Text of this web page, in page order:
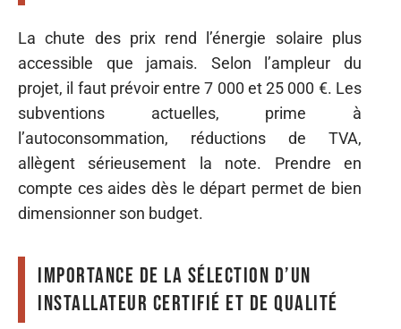
La chute des prix rend l’énergie solaire plus
accessible que jamais. Selon l’ampleur du
projet, il faut prévoir entre 7 000 et 25 000 €. Les
subventions actuelles, prime à
l’autoconsommation, réductions de TVA,
allègent sérieusement la note. Prendre en
compte ces aides dès le départ permet de bien
dimensionner son budget.
Importance de la sélection d’un
installateur certifié et de qualité